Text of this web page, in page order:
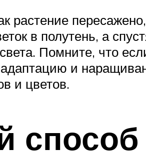
растение
в полутень, а
Помните, что
адаптацию и
и цветов.